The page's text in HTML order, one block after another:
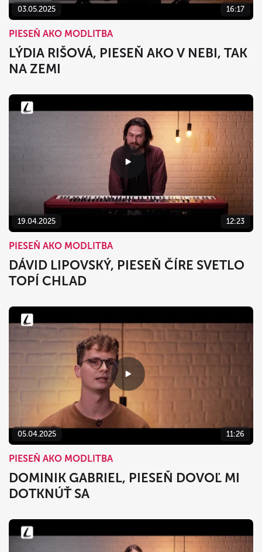
03.05.2025 16:17
PIESEŇ AKO MODLITBA
LÝDIA RIŠOVÁ, PIESEŇ AKO V NEBI, TAK
NA ZEMI
19.04.2025 12:23
PIESEŇ AKO MODLITBA
DÁVID LIPOVSKÝ, PIESEŇ ČÍRE SVETLO
TOPÍ CHLAD
05.04.2025 11:26
PIESEŇ AKO MODLITBA
DOMINIK GABRIEL, PIESEŇ DOVOĽ MI
DOTKNÚŤ SA